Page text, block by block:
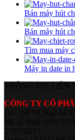
Bán máy hút
Bán máy hút
Tìm mua máy
Máy in date in
CÔNG TY CỔ